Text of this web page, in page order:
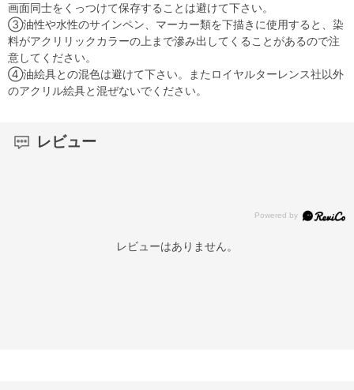
画面同士をくっつけて保存することは避けて下さい。
③油性や水性のサインペン、マーカー類を下描きに使用すると、染
料がアクリリックカラーの上まで滲み出してくることがあるので注
意してください。
④油絵具との混色は避けて下さい。またロイヤルターレンス社以外
のアクリル絵具と混ぜないでください。
レビュー
レビューはありません。